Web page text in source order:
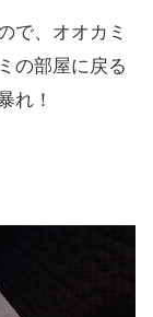
で、オオカミ
の部屋に戻る
れ！